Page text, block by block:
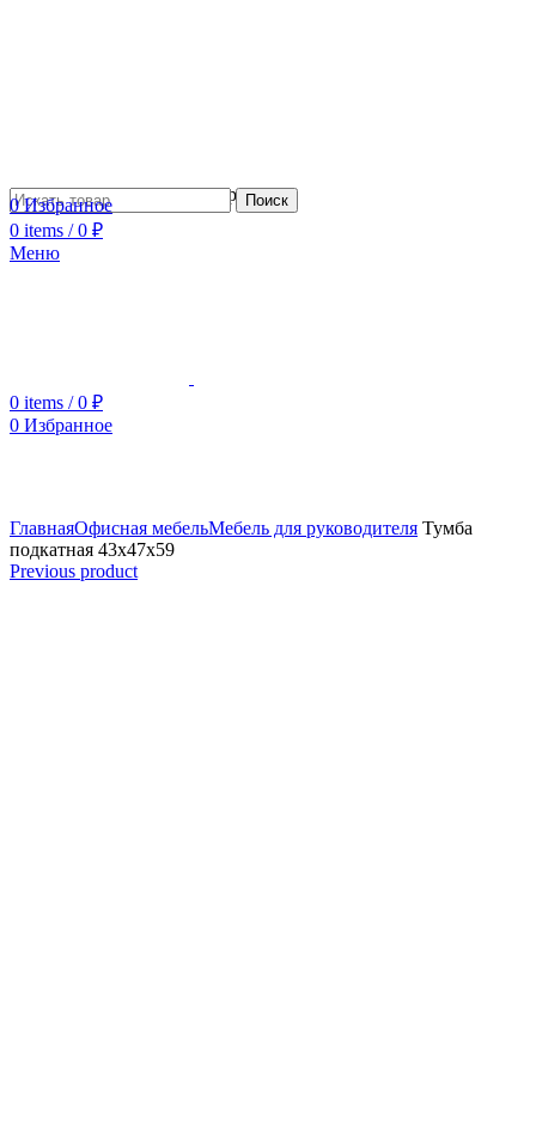
Сотрудничество с дизайнерамиПоиск
0Избранное
0 items / 0 ₽
Меню
0 items / 0 ₽
0 Избранное
ГлавнаяОфисная мебельМебель для руководителя Тумба
подкатная 43x47x59
Previous product